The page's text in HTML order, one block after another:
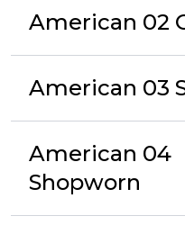
American 02
American 03
American 04
Shopworn